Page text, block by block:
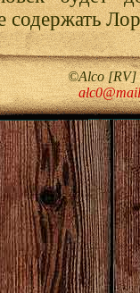
содержать
©Alco [RV]